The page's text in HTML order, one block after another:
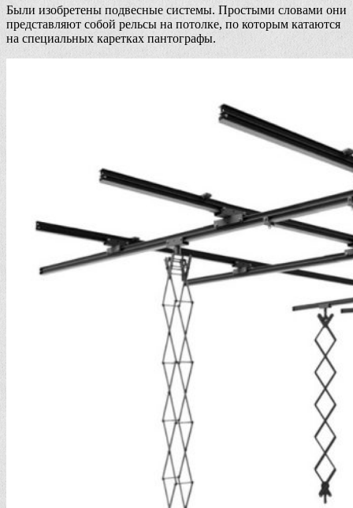
Были изобретены подвесные системы. Простыми словами они
представляют собой рельсы на потолке, по которым катаются
на специальных каретках пантографы.